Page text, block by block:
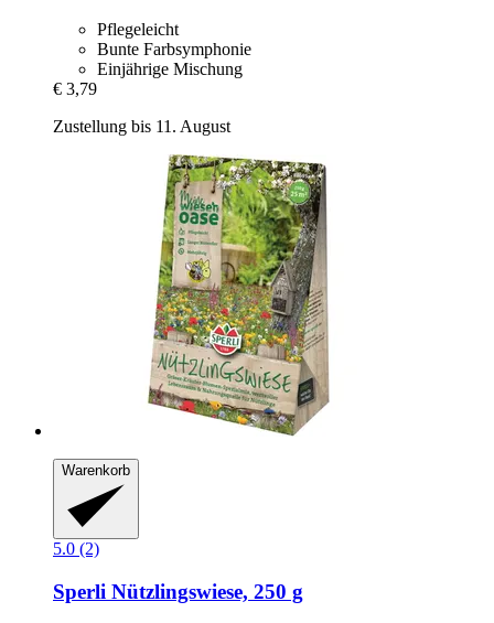
Pflegeleicht
Bunte Farbsymphonie
Einjährige Mischung
€ 3,79
Zustellung bis 11. August
Warenkorb
5.0 (2)
Sperli Nützlingswiese, 250 g